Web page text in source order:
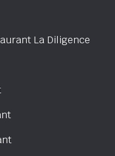
La Diligence